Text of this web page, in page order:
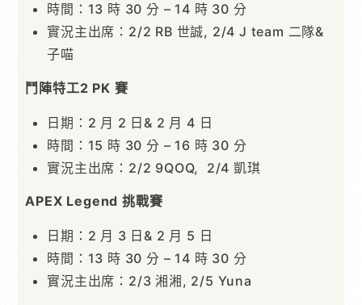
時間：13 時 30 分 – 14 時 30 分
實況主出席：2/2 RB 世誠, 2/4 J team 二隊&
子喵
鬥陣特工2 PK 賽
日期：2 月 2 日& 2 月 4 日
時間：15 時 30 分 – 16 時 30 分
實況主出席：2/2 9QOQ, 2/4 凱琪
APEX Legend 挑戰賽
日期：2 月 3 日& 2 月 5 日
時間：13 時 30 分 – 14 時 30 分
實況主出席：2/3 湘湘, 2/5 Yuna